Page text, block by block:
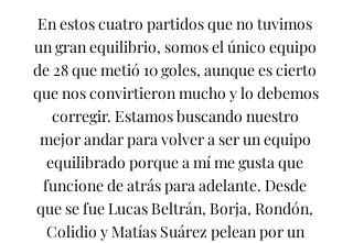
En estos cuatro partidos que no tuvimos
un gran equilibrio, somos el único equipo
de 28 que metió 10 goles, aunque es cierto
que nos convirtieron mucho y lo debemos
corregir. Estamos buscando nuestro
mejor andar para volver a ser un equipo
equilibrado porque a mí me gusta que
funcione de atrás para adelante. Desde
que se fue Lucas Beltrán, Borja, Rondón,
Colidio y Matías Suárez pelean por un